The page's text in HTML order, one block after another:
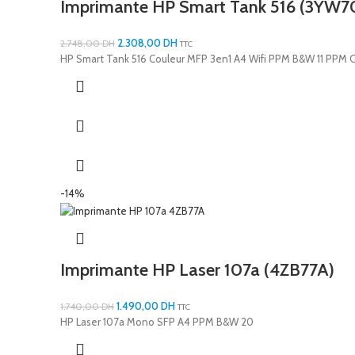
Imprimante HP Smart Tank 516
2.748,00DH 2.308,00DH TTC
HP Smart Tank 516 Couleur MFP 3en1 A4 Wifi PPM B&W 11 PPM
-14%
Imprimante HP Laser 107a (4ZB77A)
1.740,00DH 1.490,00DH TTC
HP Laser 107a Mono SFP A4 PPM B&W 20